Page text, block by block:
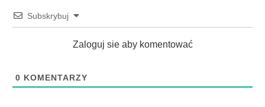
Subskrybuj
Zaloguj sie aby komentować
0 KOMENTARZY